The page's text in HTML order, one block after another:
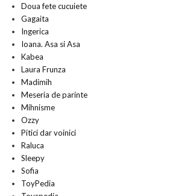
Doua fete cucuiete
Gagaita
Ingerica
Ioana. Asa si Asa
Kabea
Laura Frunza
Madimih
Meseria de parinte
Mihnisme
Ozzy
Pitici dar voinici
Raluca
Sleepy
Sofia
ToyPedia